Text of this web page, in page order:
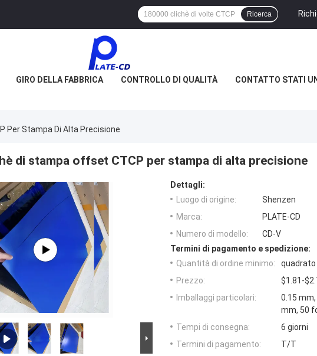
Ricerca
GIRO DELLA FABBRICA CONTROLLO DI QUALITÀ CONTATTO STATI
Per Stampa Di Alta Precisione
di stampa offset CTCP per stampa di alta precisione
Dettagli:
Luogo di origine:
Shenzen
Marca:
PLATE-CD
Numero di modello:
CD-V
Termini di pagamento e spedizione:
Quantità di ordine minimo:
quadrato
Prezzo:
$1.81-
Imballaggi particolari:
0.15
mm, 50
Tempi di consegna:
6 giorni
Termini di pagamento:
T/T